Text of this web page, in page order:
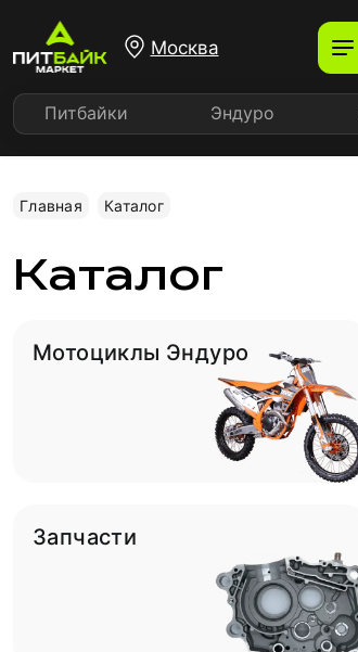
Москва
Питбайки Эндуро
Главная Каталог
Каталог
Мотоциклы Эндуро
Запчасти